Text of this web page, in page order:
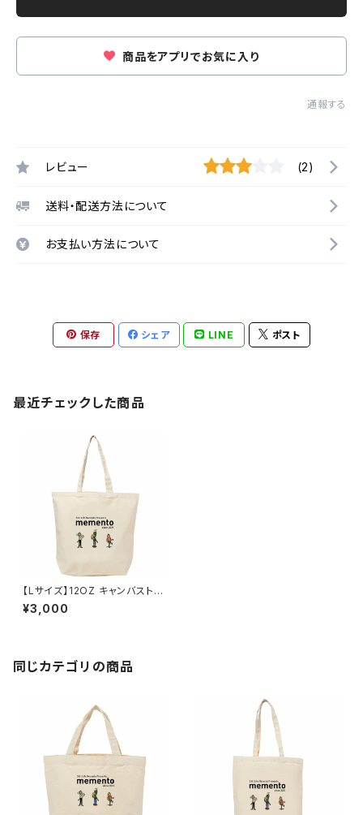
商品をアプリでお気に入り
通報する
レビュー (2)
送料・配送方法について
お支払い方法について
保存 シェア LINE ポスト
最近チェックした商品
【Lサイズ】12OZ キャンバストー
トバッグ ３体イラスト mement
o
¥3,000
同じカテゴリの商品